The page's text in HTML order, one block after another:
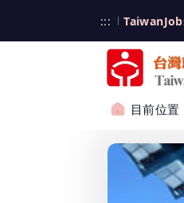
:::
目前位